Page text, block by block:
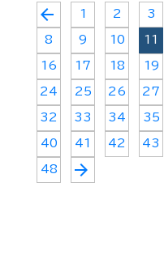
arrow_back 1 2 3
8 9 10 11
16 17 18 19
24 25 26 27
32 33 34 35
40 41 42 43
48 arrow_forward